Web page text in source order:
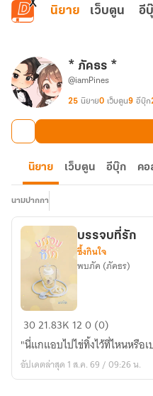
ข้ามไปยังเนื้อหาหลัก
นิยาย เว็บตูน อี
* ภัคธร *
@iamPines
25 นิยาย0 เว็บตูน9 อีบุ๊ก
นิยาย เว็บตูน อีบุ๊ก คอ
นามปากกา
บรรจบ
ที่รัก
บรรจบที่รัก
ซึ้งกินใจ
พบภัค (ภัคธร)
3021.83K 120 (0)
"นี่แกแอบไปไข่ทิ้งไว้ที่ไหนหรื
อัปเดตล่าสุด 1 ส.ค. 69 / 09:26 น.